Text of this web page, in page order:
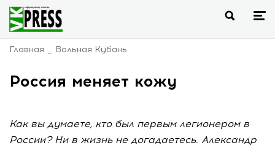
Главная Вольная Кубань
Россия меняет кожу
Как вы думаете, кто был первым легионером в
России? Ни в жизнь не догадаетесь. Александр